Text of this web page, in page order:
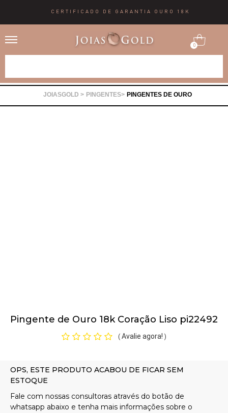
CERTIFICADO DE GARANTIA OURO 18K
0
PINGENTES PINGENTES DE OURO
Pingente de Ouro 18k Coração Liso pi22492
( Avalie agora! )
Pedras Preciosas
OFERTAS